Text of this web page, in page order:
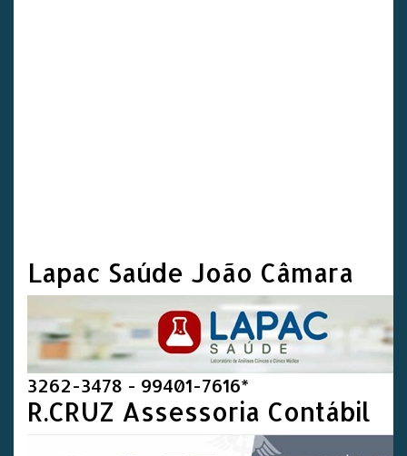
Lapac Saúde João Câmara
3262-3478 - 99401-7616*
R.CRUZ Assessoria Contábil